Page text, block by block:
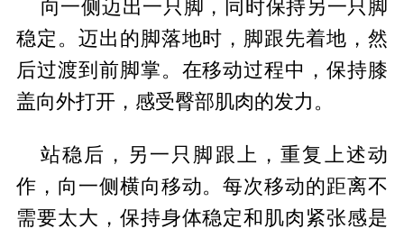
向一侧迈出一只脚，同时保持另一只脚
稳定。迈出的脚落地时，脚跟先着地，然
后过渡到前脚掌。在移动过程中，保持膝
盖向外打开，感受臀部肌肉的发力。
站稳后，另一只脚跟上，重复上述动
作，向一侧横向移动。每次移动的距离不
需要太大，保持身体稳定和肌肉紧张感是